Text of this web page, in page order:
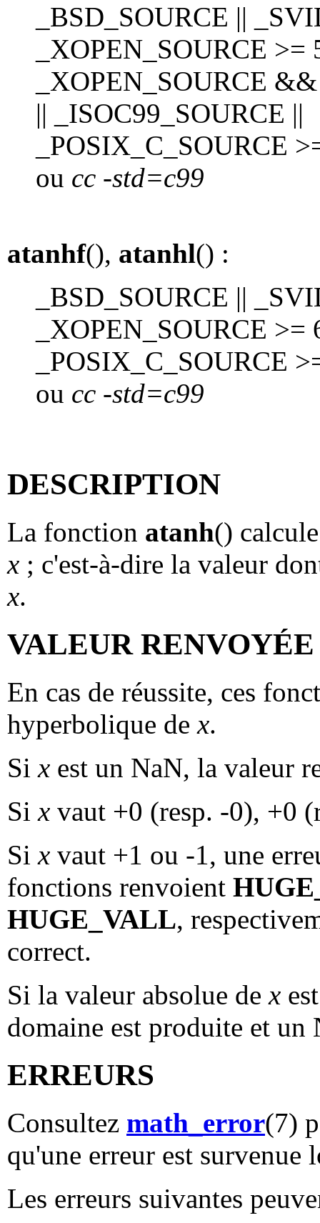
_BSD_SOURCE ||
_XOPEN_SOURCE >=
_XOPEN_SOURCE
|| _ISOC99_SOURCE ||
_POSIX_C_SOURCE
ou cc -std=c99
atanhf(), atanhl() :
_BSD_SOURCE ||
_XOPEN_SOURCE
_POSIX_C_SOURCE
ou cc -std=c99
DESCRIPTION
La fonction atanh()
x ; c'est-à-dire la valeur
x.
VALEUR RENVOYÉE
En cas de réussite, ces
hyperbolique dex.
Six est un NaN, la valeur
Six vaut +0 (resp. -0), +0
Six vaut +1 ou -1, une
fonctions renvoient
HUGE_VALL,
correct.
Si la valeur absolue dex
domaine est produite et
ERREURS
Consultez math_error(7)
qu'une erreur est survenue
Les erreurs suivantes